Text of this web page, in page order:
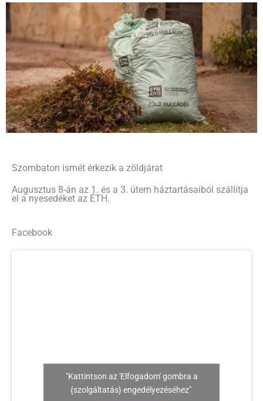
Szombaton ismét érkezik a zöldjárat
Augusztus 8-án az 1. és a 3. ütem háztartásaiból szállítja
el a nyesedéket az ÉTH.
Facebook
"Kattintson az 'Elfogadom' gombra a
{szolgáltatás} engedélyezéséhez"